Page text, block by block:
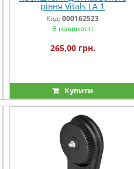
рівня Vitals LA 1
Код:000162523
В наявності
265,00 грн.
Купити